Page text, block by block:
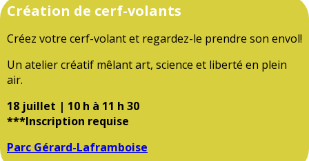
Création de cerf-volants
Créez votre cerf-volant et regardez-le prendre son envol!
Un atelier créatif mêlant art, science et liberté en plein
air.
18 juillet | 10 h à 11 h 30
***Inscription requise
Parc Gérard-Laframboise